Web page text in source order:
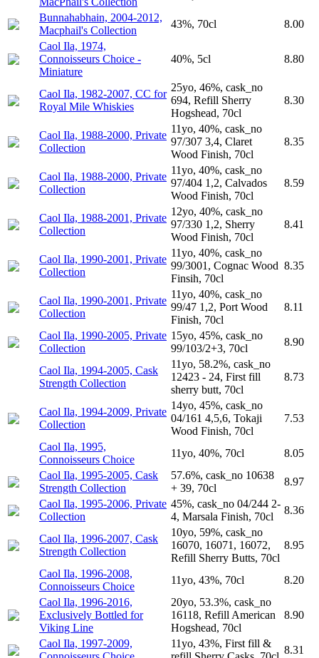
Bunnahabhain, 2004-2012,
Macphail's Collection
43%, 70cl
8.00
Caol Ila, 1974,
Connoisseurs Choice -
Miniature
40%, 5cl 8.80
Caol Ila, 1982-2007, CC for
Royal Mile Whiskies
25yo, 46%, cask_no
694, Refill Sherry
Hogshead, 70cl
8.30
Caol Ila, 1988-2000, Private
Collection
11yo, 40%, cask_no
97/307 3,4, Claret
Wood Finish, 70cl
8.35
Caol Ila, 1988-2000, Private
Collection
11yo, 40%, cask_no
97/404 1,2, Calvados
Wood Finish, 70cl
8.59
Caol Ila, 1988-2001, Private
Collection
12yo, 40%, cask_no
97/330 1,2, Sherry
Wood Finish, 70cl
8.41
Caol Ila, 1990-2001, Private
Collection
11yo, 40%, cask_no
99/3001, Cognac Wood
Finsih, 70cl
8.35
Caol Ila, 1990-2001, Private
Collection
11yo, 40%, cask_no
99/47 1,2, Port Wood
Finish, 70cl
8.11
Caol Ila, 1990-2005, Private
Collection
15yo, 45%, cask_no
99/103/2+3, 70cl
8.90
Caol Ila, 1994-2005, Cask
Strength Collection
11yo, 58.2%, cask_no
12423 - 24, First fill
sherry butt, 70cl
8.73
Caol Ila, 1994-2009, Private
Collection
14yo, 45%, cask_no
04/161 4,5,6, Tokaji
Wood Finish, 70cl
7.53
Caol Ila, 1995,
Connoisseurs Choice
11yo, 40%, 70cl
8.05
Caol Ila, 1995-2005, Cask
Strength Collection
57.6%, cask_no 10638
+ 39, 70cl
8.97
Caol Ila, 1995-2006, Private
Collection
45%, cask_no 04/244 2-
4, Marsala Finish, 70cl
8.36
Caol Ila, 1996-2007, Cask
Strength Collection
10yo, 59%, cask_no
16070, 16071, 16072,
Refill Sherry Butts, 70cl
8.95
Caol Ila, 1996-2008,
Connoisseurs Choice
11yo, 43%, 70cl
8.20
Caol Ila, 1996-2016,
Exclusively Bottled for
Viking Line
20yo, 53.3%, cask_no
16118, Refill American
Hogshead, 70cl
8.90
Caol Ila, 1997-2009,
11yo, 43%, First fill &
8.31